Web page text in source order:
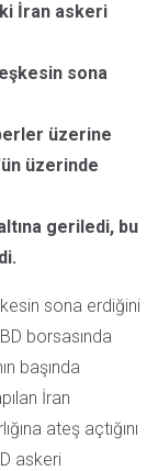
İran askeri
sona
üzerine
üzerinde
geriledi, bu
sona erdiğini
borsasında
başında
İran
ateş açtığını
askeri